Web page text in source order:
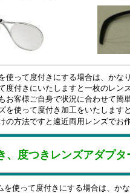
使って度付きにする場合は、かな
度付きにいたしますと一枚のレ
お客様ご自身で状況に合わせて簡
を使って度付き加工をいたします
の方法ですと遠近両用レンズでお
、度つきレンズアダプ
を使って度付きにする場合は、か